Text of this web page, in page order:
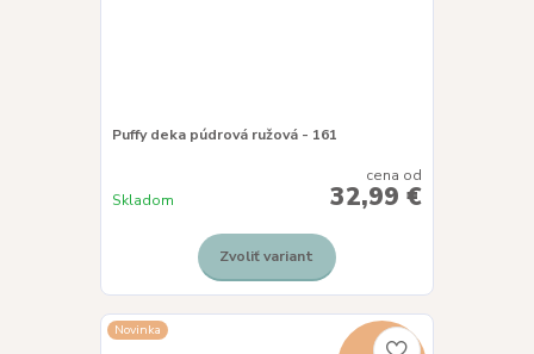
Puffy deka púdrová ružová - 161
cena od
32,99 €
Skladom
Zvoliť variant
Novinka